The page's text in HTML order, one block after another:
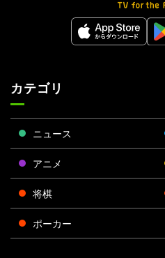
カテゴリ
ニュース
アニメ
将棋
ポーカー